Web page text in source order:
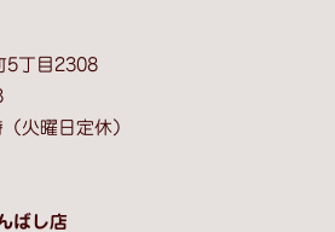
5丁目2308
火曜日定休）
ばし店